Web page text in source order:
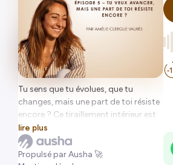
Tu sens que tu évolues, que tu
changes, mais une part de toi résiste
encore ? Ce tiraillement intérieur est
normal — et révélateur.
Dans cet épisode, je t’explique
pourquoi il est souvent difficile de
lire plus
Propulsé par Ausha 🚀